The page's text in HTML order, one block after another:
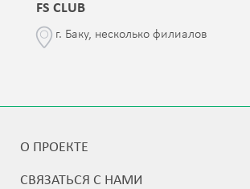
FS CLUB
г. Баку, несколько филиалов
О ПРОЕКТЕ
СВЯЗАТЬСЯ С НАМИ